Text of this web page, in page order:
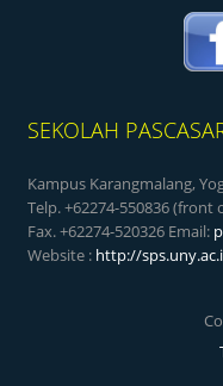
SEKOLAH
Kampus Karangmalang,
Telp. +62274-550836 (front
Fax. +62274-520326 Email:
Website : http://